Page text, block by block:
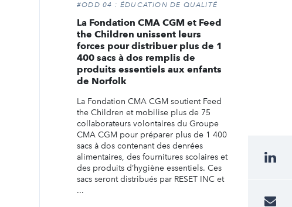
#ODD 04 : ÉDUCATION DE QUALITÉ
La Fondation CMA CGM et Feed
the Children unissent leurs
forces pour distribuer plus de 1
400 sacs à dos remplis de
produits essentiels aux enfants
de Norfolk
La Fondation CMA CGM soutient Feed
the Children et mobilise plus de 75
collaborateurs volontaires du Groupe
CMA CGM pour préparer plus de 1 400
sacs à dos contenant des denrées
alimentaires, des fournitures scolaires et
des produits d’hygiène essentiels. Ces
sacs seront distribués par RESET INC et
...